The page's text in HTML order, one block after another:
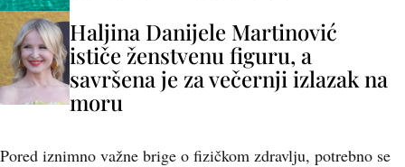
Haljina Danijele Martinović
ističe ženstvenu figuru, a
savršena je za večernji izlazak na
moru
Pored iznimno važne brige o fizičkom zdravlju, potrebno se